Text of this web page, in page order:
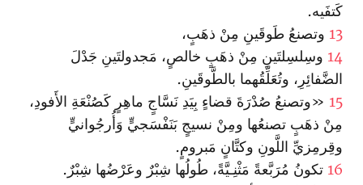
كَتفَيه.
13 وتصنعُ طَوقَينِ مِنْ ذهَبٍ،
14 وسِلسِلتَينِ مِنْ ذهَبٍ خالصٍ، مَجدولتَينِ جَدْلَ
الضَّفائِرِ، وتُعَلِّقُهما بالطَّوقَينِ.
15 «وتصنعُ صُدْرَةَ قضاءٍ‌ بِيَدِ نَسَّاجٍ ماهِرٍ كَصُنْعَةِ الأَفودِ،
مِنْ ذهَبٍ تصنعُها ومِنْ نسيجٍ بَنَفْسَجيٍّ وَأُرجُوانيٍّ
وقِرمِزيِّ اللَّونِ وكتَّانٍ مَبرومٍ.
16 تكونُ مُرَبَّعةً مَثْنِـيَّةً، طُولُها شِبْرٌ وعَرْضُها شِبْرٌ.